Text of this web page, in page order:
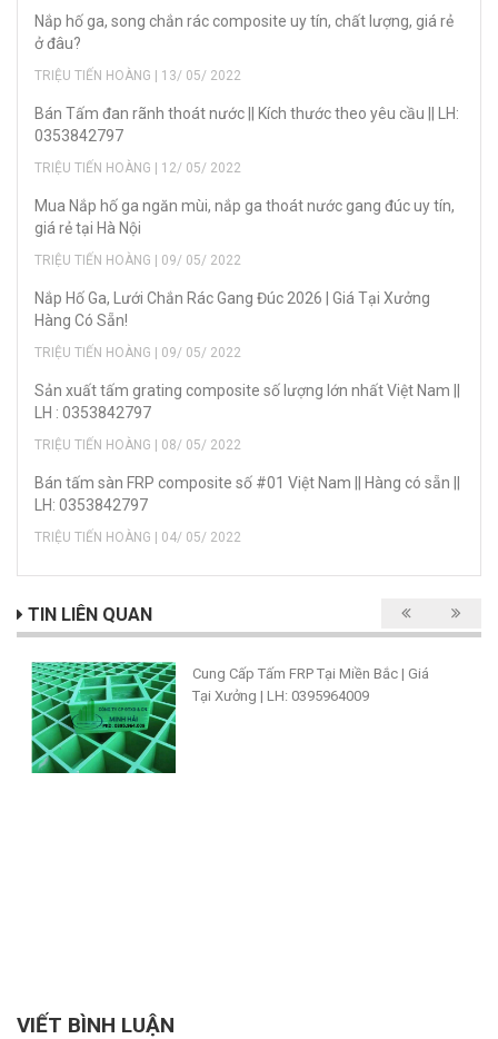
Nắp hố ga, song chắn rác composite uy tín, chất lượng, giá rẻ
ở đâu?
TRIỆU TIẾN HOÀNG | 13/ 05/ 2022
Bán Tấm đan rãnh thoát nước || Kích thước theo yêu cầu || LH:
0353842797
TRIỆU TIẾN HOÀNG | 12/ 05/ 2022
Mua Nắp hố ga ngăn mùi, nắp ga thoát nước gang đúc uy tín,
giá rẻ tại Hà Nội
TRIỆU TIẾN HOÀNG | 09/ 05/ 2022
Nắp Hố Ga, Lưới Chắn Rác Gang Đúc 2026 | Giá Tại Xưởng
Hàng Có Sẵn!
TRIỆU TIẾN HOÀNG | 09/ 05/ 2022
Sản xuất tấm grating composite số lượng lớn nhất Việt Nam ||
LH : 0353842797
TRIỆU TIẾN HOÀNG | 08/ 05/ 2022
Bán tấm sàn FRP composite số #01 Việt Nam || Hàng có sẵn ||
LH: 0353842797
TRIỆU TIẾN HOÀNG | 04/ 05/ 2022
TIN LIÊN QUAN
Cung Cấp Tấm FRP Tại Miền Bắc | Giá
Tại Xưởng | LH: 0395964009
VIẾT BÌNH LUẬN